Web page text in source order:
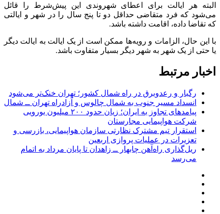
البته هر ایالت برای اعطای شهروندی این پیش‌شرط را قائل
می‌شود که فرد متقاضی حداقل دو تا پنج سال را در شهر و ایالتی
که تقاضا داده، اقامت داشته باشد.
با این حال، الزامات و رویه‌ها ممکن است از یک ایالت به ایالت دیگر
یا حتی از یک شهر به شهر دیگر بسیار متفاوت باشد.
اخبار مرتبط
رگبار و رعدوبرق در راه شمال کشور؛ تهران خنک‌تر می‌شود
انسداد مسیر جنوب به شمال چالوس و آزادراه تهران ــ شمال
پیامدهای تجاوز به ایران؛ زیان حدود ۲۰۰ میلیون یورویی
شرکت هواپیمایی مجارستان
استقرار تیم مشترک نظارتی سازمان هواپیمایی، بازرسی و
تعزیرات در عملیات پروازی اربعین
ریل‌گذاری راه‌آهن چابهار ــ زاهدان تا پایان مرداد به اتمام
می‌رسد